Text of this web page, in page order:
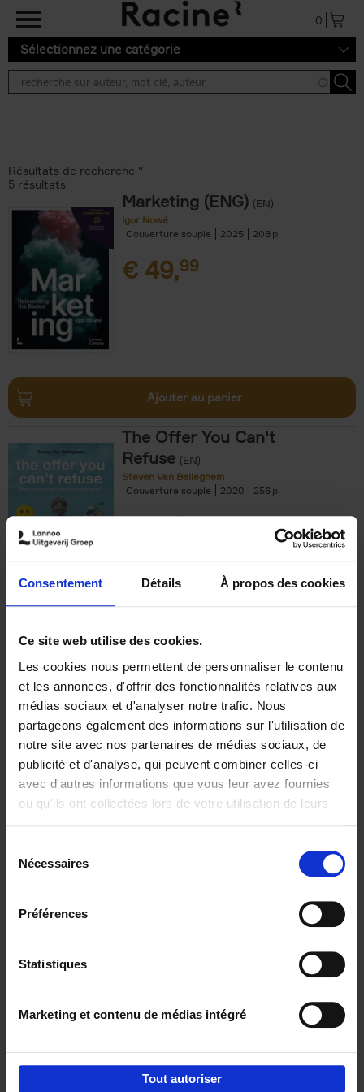
Consentement Détails À propos des cookies
Ce site web utilise des cookies.
Les cookies nous permettent de personnaliser le contenu
et les annonces, d'offrir des fonctionnalités relatives aux
médias sociaux et d'analyser notre trafic. Nous
partageons également des informations sur l'utilisation de
notre site avec nos partenaires de médias sociaux, de
publicité et d'analyse, qui peuvent combiner celles-ci
avec d'autres informations que vous leur avez fournies
ou qu'ils ont collectées lors de votre utilisation de leurs
Nécessaires
Préférences
Statistiques
Marketing et contenu de médias intégré
Tout autoriser
Aller au contenu principal
0
Sélectionnez une catégorie
Résultats de recherche ''
5 résultats
Marketing (ENG) (EN)
Igor Nowé
Couverture souple
2025 208
€ 49,99
Ajouter au panier
The Offer You Can't
Refuse (EN)
Steven Van Belleghem
Couverture souple
2020 256
€37,50
Building Bonds = Building
Business
Jochen Roef Jozefien De Feyter
Carolien Boom
Couverture souple
2025 200
€29,99
Digital marketing like a PRO -
completely revised edition (EN)